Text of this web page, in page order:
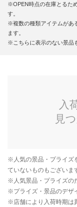
※OPEN時点の在庫とるた
す。
※複数の種類アイテムがあ
ます。
※こちらに表示のない景品